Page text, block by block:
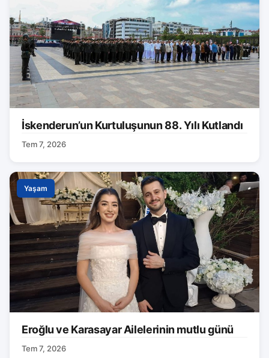
İskenderun’un Kurtuluşunun 88. Yılı Kutlandı
Tem 7, 2026
Yaşam
Eroğlu ve Karasayar Ailelerinin mutlu günü
Tem 7, 2026